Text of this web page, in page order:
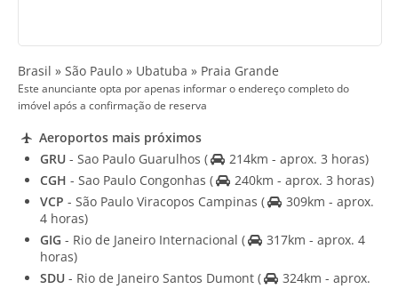
Brasil » São Paulo » Ubatuba » Praia Grande
Este anunciante opta por apenas informar o endereço completo do
imóvel após a confirmação de reserva
Aeroportos mais próximos
GRU - Sao Paulo Guarulhos (
214km - aprox. 3 horas)
CGH - Sao Paulo Congonhas (
240km - aprox. 3 horas)
VCP - São Paulo Viracopos Campinas (
309km - aprox.
4 horas)
GIG - Rio de Janeiro Internacional (
317km - aprox. 4
horas)
SDU - Rio de Janeiro Santos Dumont (
324km - aprox.